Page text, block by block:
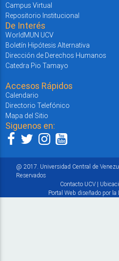
Campus Virtual
Repositorio Institucional
De Interés
WorldMUN UCV
Boletín Hipótesis Alternativa
Dirección de Derechos Humanos
Catedra Pio Tamayo
Accesos Rápidos
Calendario
Directorio Telefónico
Mapa del Sitio
Siguenos en:
@ 2017. Universidad Central de
Reservados
Contacto UCV|
Portal Web diseñado por la